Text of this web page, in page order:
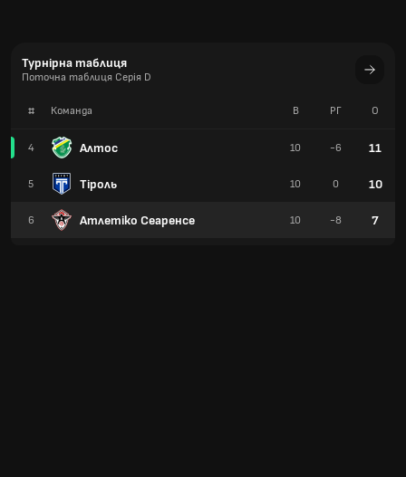
Турнірна таблиця
Поточна таблиця Серія D
# Команда
4 Алтос
5 Тіроль
6 Атлетіко Сеаренсе
В РГ О
10 -6 11
10 0 10
10 -8 7